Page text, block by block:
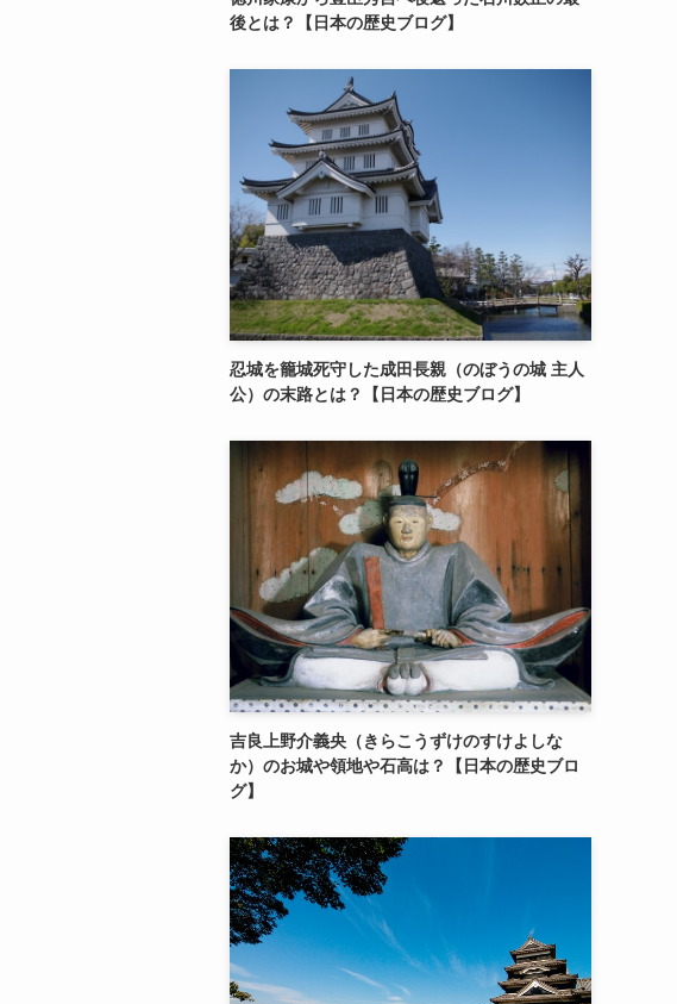
後とは？【日本の歴史ブログ】
忍城を籠城死守した成田長親（のぼうの城 主人
公）の末路とは？【日本の歴史ブログ】
吉良上野介義央（きらこうずけのすけよしな
か）のお城や領地や石高は？【日本の歴史ブロ
グ】